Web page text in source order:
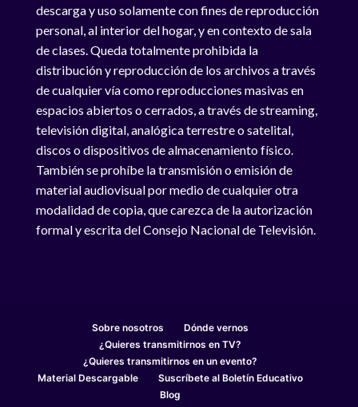
descarga y uso solamente con fines de reproducción
personal, al interior del hogar, y en contexto de sala
de clases. Queda totalmente prohibida la
distribución y reproducción de los archivos a través
de cualquier vía como reproducciones masivas en
espacios abiertos o cerrados, a través de streaming,
televisión digital, analógica terrestre o satelital,
discos o dispositivos de almacenamiento físico.
También se prohíbe la transmisión o emisión de
material audiovisual por medio de cualquier otra
modalidad de copia, que carezca de la autorización
formal y escrita del Consejo Nacional de Televisión.
Sobre nosotros
Dónde vernos
¿Quieres transmitirnos en TV?
¿Quieres transmitirnos en un evento?
Material Descargable
Suscríbete al Boletín Educativo
Blog